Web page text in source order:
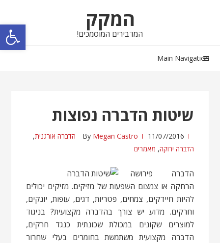
פתח סרגל נגישות המקק
המדבירים המוסמכים!
Main Navigation
שיטות הדברה נפוצות
11/07/2016
By Megan Castro הדברה אורגנית,
הדברה ירוקה, מאמרים
הדברה פירושה
הרחקה או צמצום השפעות של מזיקים. מזיקים יכולים
להיות חיידקים, צמחים, פטריות, דגים, עופות, יונקים,
וחרקים. מדוע יש צורך בהדברה מקצועית? בניגוד
למוצרים שקונים במכולת שכונתית כנגד חרקים,
הדברה מקצועית משתמשת בחומרים בעלי שחרור